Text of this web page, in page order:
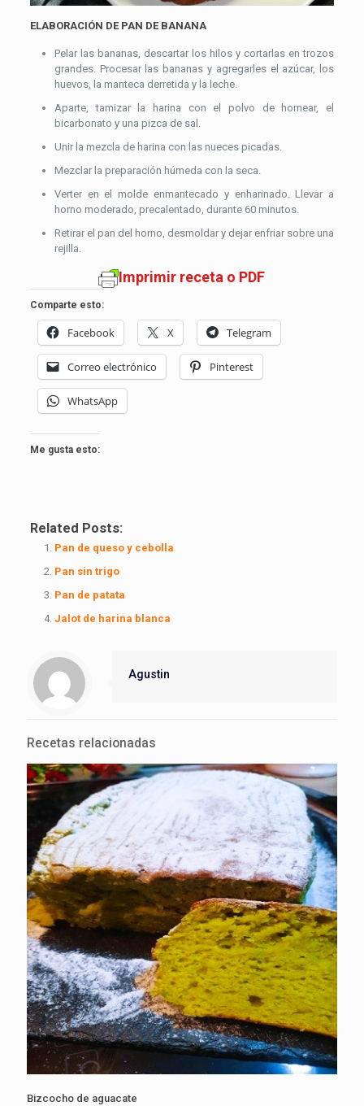
ELABORACIÓN DE PAN DE BANANA
Pelar las bananas, descartar los hilos y cortarlas en trozos
grandes. Procesar las bananas y agregarles el azúcar, los
huevos, la manteca derretida y la leche.
Aparte, tamizar la harina con el polvo de hornear, el
bicarbonato y una pizca de sal.
Unir la mezcla de harina con las nueces picadas.
Mezclar la preparación húmeda con la seca.
Verter en el molde enmantecado y enharinado. Llevar a
horno moderado, precalentado, durante 60 minutos.
Retirar el pan del horno, desmoldar y dejar enfriar sobre una
rejilla.
Imprimir receta o PDF
Comparte esto:
Facebook X Telegram
Correo electrónico Pinterest
WhatsApp
Me gusta esto:
Related Posts:
Pan de queso y cebolla
Pan sin trigo
Pan de patata
Jalot de harina blanca
Agustin
Recetas relacionadas
Bizcocho de aguacate